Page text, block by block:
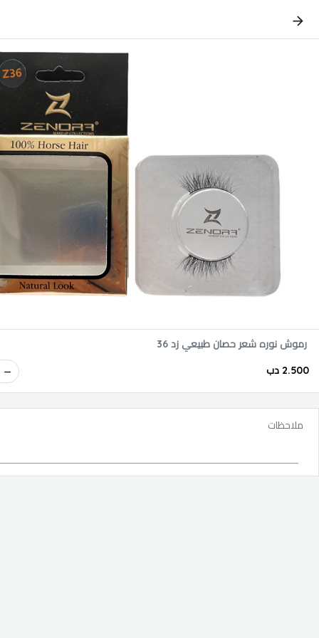
رموش نوره شعر حصان طبيعي زد 36
2.500 دب
ملاحظات